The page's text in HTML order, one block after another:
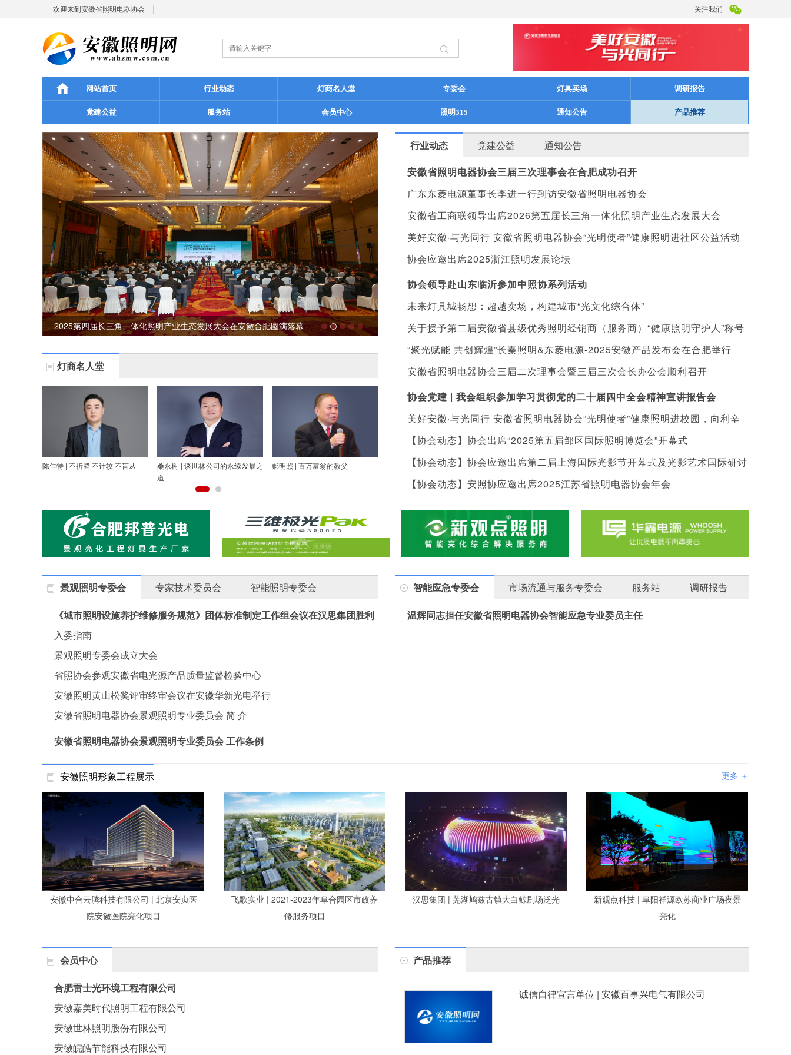
欢迎来到安徽省照明电器协会 关注我们
网站首页 行业动态 灯商名人堂 专委会 灯具卖场 调研报告
党建公益 服务站 会员中心 照明315 通知公告 产品推荐
2025第四届长三角一体化照明产业生态发展大会在安徽合肥圆满落幕 第一届安徽照明产业大会暨数字灯网—2024安徽照明展览会在合肥举办 2024第三届长三
灯商名人堂
陈佳特 | 不折腾 不计较 不盲从
桑永树 | 谈世林公司的永续发展之
道
郝明照 | 百万富翁的教父 李厚宏：扎根金寨 服务全球 许平生 | 灯具，我的幸福事业 王彬| 安徽商业照明百科全书 陈佳特 | 不折腾 不计较
行业动态 党建公益
通知公告
安徽省照明电器协会三届三次理事会在合肥成功召开
广东东菱电源董事长李进一行到访安徽省照明电器协会
安徽省工商联领导出席2026第五届长三角一体化照明产业生态发展大会
美好安徽·与光同行 安徽省照明电器协会“光明使者”健康照明进社区公益活动
协会应邀出席2025浙江照明发展论坛
协会领导赴山东临沂参加中照协系列活动
未来灯具城畅想：超越卖场，构建城市“光文化综合体”
关于授予第二届安徽省县级优秀照明经销商（服务商）“健康照明守护人”称号
暨落实表彰及扶持措施的通知
“聚光赋能 共创辉煌”长秦照明&东菱电源-2025安徽产品发布会在合肥举行
安徽省照明电器协会三届二次理事会暨三届三次会长办公会顺利召开
协会党建 | 我会组织参加学习贯彻党的二十届四中全会精神宣讲报告会
美好安徽·与光同行 安徽省照明电器协会“光明使者”健康照明进校园，向利辛
县城北镇陈营村小学捐赠价值十万元护眼灯具
【协会动态】协会出席“2025第五届邹区国际照明博览会”开幕式
【协会动态】协会应邀出席第二届上海国际光影节开幕式及光影艺术国际研讨
会【协会动态】安照协应邀出席2025江苏省照明电器协会年会
景观照明专委会 专家技术委员会 智能照明专委会
《城市照明设施养护维修服务规范》团体标准制定工作组会议在汉思集团胜利
召开
入委指南
景观照明专委会成立大会
省照协会参观安徽省电光源产品质量监督检验中心
安徽照明黄山松奖评审终审会议在安徽华新光电举行
安徽省照明电器协会景观照明专业委员会 简 介
安徽省照明电器协会景观照明专业委员会 工作条例
智能应急专委会 市场流通与服务专委会 服务站 调研报告
温辉同志担任安徽省照明电器协会智能应急专业委员主任
安徽照明形象工程展示 更多 ＋
安徽中合云腾科技有限公司 | 北京安贞医
院安徽医院亮化项目
飞歌实业 | 2021-2023年阜合园区市政养
修服务项目
汉思集团 | 芜湖鸠兹古镇大白鲸剧场泛光
新观点科技 | 阜阳祥源欧苏商业广场夜景
亮化
会员中心
合肥雷士光环境工程有限公司
安徽嘉美时代照明工程有限公司
安徽世林照明股份有限公司
安徽皖皓节能科技有限公司
产品推荐
诚信自律宣言单位 | 安徽百事兴电气有限公司